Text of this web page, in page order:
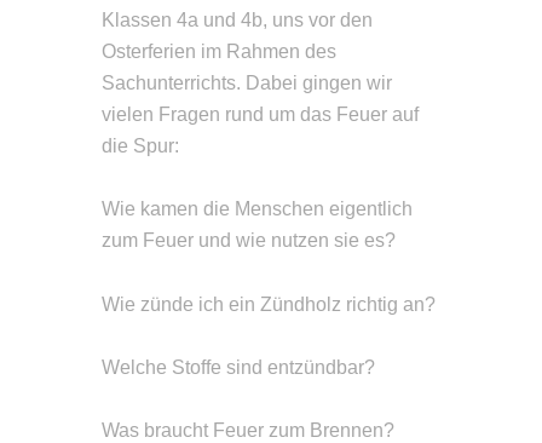
Klassen 4a und 4b, uns vor den
Osterferien im Rahmen des
Sachunterrichts. Dabei gingen wir
vielen Fragen rund um das Feuer auf
die Spur:
Wie kamen die Menschen eigentlich
zum Feuer und wie nutzen sie es?
Wie zünde ich ein Zündholz richtig an?
Welche Stoffe sind entzündbar?
Was braucht Feuer zum Brennen?